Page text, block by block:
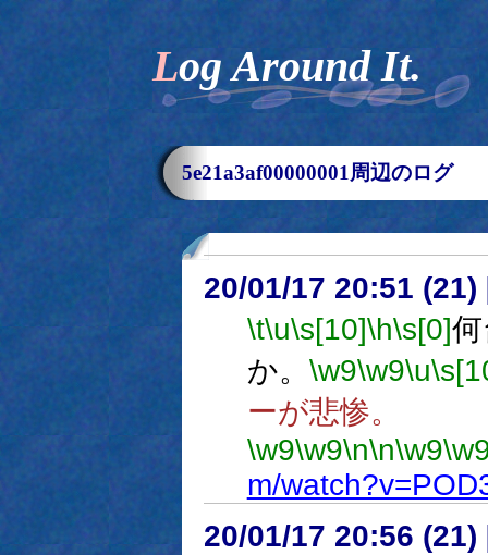
Log Around It.
5e21a3af00000001周辺のログ
20/01/17 20:51 (21)
\t\u\s[10]\h\s[0]
か。 \w9\w9\u
ーが悲惨。
\w9\w9\n\n\w9
m/
20/01/17 20:56 (21)